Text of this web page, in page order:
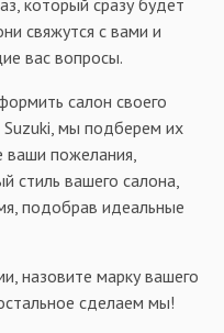
свяжутся с вами и
вас вопросы.
салон своего
Suzuki, мы подберем их
пожелания,
вашего салона,
подобрав идеальные
назовите марку вашего
сделаем мы!